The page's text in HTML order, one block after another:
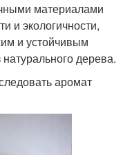
материалами
и экологичности,
и устойчивым
дерева.
аромат